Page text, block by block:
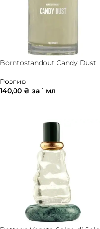
Borntostandout Candy Dust
Розпив
140,00 ₴ за 1 мл